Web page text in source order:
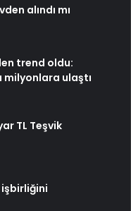
alındı mı
trend oldu:
milyonlara ulaştı
TL Teşvik
işbirliğini